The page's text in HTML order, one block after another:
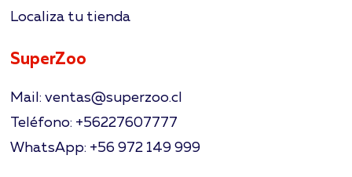
Localiza tu tienda
SuperZoo
Mail: ventas@superzoo.cl
Teléfono: +56227607777
WhatsApp: +56 972 149 999